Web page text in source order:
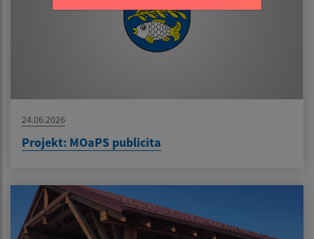
24.06.2026
Projekt: MOaPS publicita